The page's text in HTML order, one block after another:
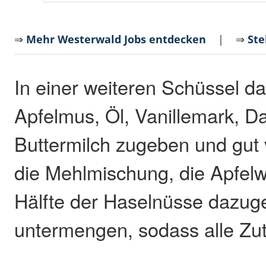
⇒ Mehr Westerwald Jobs entdecken | ⇒
In einer weiteren Schüssel
Apfelmus, Öl, Vanillemark,
Buttermilch zugeben und
die Mehlmischung, die
Hälfte der Haselnüsse
untermengen, sodass alle